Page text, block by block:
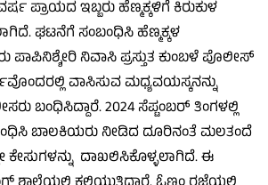
ಪ್ರಾಯದ ಇಬ್ಬರು ಹೆಣ್ಮಕ್ಕಳಿಗೆ ಕಿರುಕುಳ
ಘಟನೆಗೆ ಸಂಬಂಧಿಸಿ ಹೆಣ್ಮಕ್ಕಳ
ನಿವಾಸಿ ಪ್ರಸ್ತುತ ಕುಂಬಳೆ ಪೊಲೀಸ್
ವಾಸಿಸುವ ಮಧ್ಯವಯಸ್ಕನನ್ನು
ಬಂಧಿಸಿದ್ದಾರೆ. 2024 ಸೆಪ್ಟಂಬರ್ ತಿಂಗಳಲ್ಲಿ
ಬಾಲಕಿಯರು ನೀಡಿದ ದೂರಿನಂತೆ ಮಲತಂದೆ
ಕೇಸುಗಳನ್ನು ದಾಖಲಿಸಿಕೊಳ್ಳಲಾಗಿದೆ. ಈ